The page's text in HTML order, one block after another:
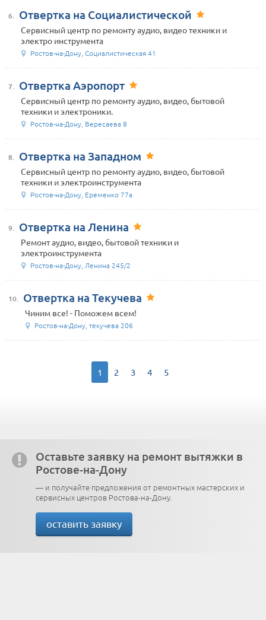
6. Отвертка на Социалистической
Сервисный центр по ремонту аудио, видео техники и
электро инструмента
Ростов-на-Дону, Социалистическая 41
7. Отвертка Аэропорт
Сервисный центр по ремонту аудио, видео, бытовой
техники и электроники.
Ростов-на-Дону, Вересаева 8
8. Отвертка на Западном
Сервисный центр по ремонту аудио, видео, бытовой
техники и электроинструмента
Ростов-на-Дону, Еременко 77а
9. Отвертка на Ленина
Ремонт аудио, видео, бытовой техники и
электроинструмента
Ростов-на-Дону, Ленина 245/2
10. Отвертка на Текучева
Чиним все! - Поможем всем!
Ростов-на-Дону, текучева 206
1 2 3 4 5
Оставьте заявку на ремонт вытяжки в
Ростове-на-Дону
— и получайте предложения от ремонтных мастерских и
сервисных центров Ростова-на-Дону.
оставить заявку